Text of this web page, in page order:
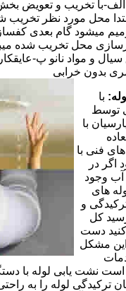
با تخریب و تعویض
محل مورد نظر
میشود گام بعدی
محل تخریب شده
سیال و مواد نانو پ-
بدون خرابی
با
توسط
با
فنی با
اگر در
آب وجود
های
و
کل
دست
این مشکل
نشت یابی لوله با
لوله را به راحتی